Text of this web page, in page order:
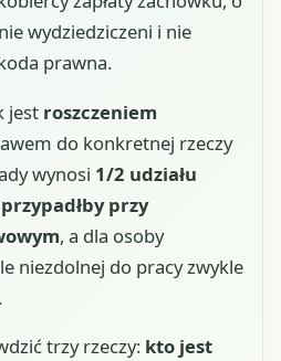
wydziedziczeni i nie
prawna.
jest roszczeniem
do konkretnej rzeczy
wynosi 1/2 udziału
przy
, a dla osoby
niezdolnej do pracy zwykle
.
trzy rzeczy: kto jest